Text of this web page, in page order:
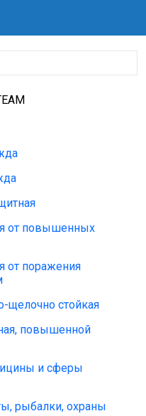
от повышенных
от поражения
щелочно стойкая
повышенной
и сферы
рыбалки, охраны